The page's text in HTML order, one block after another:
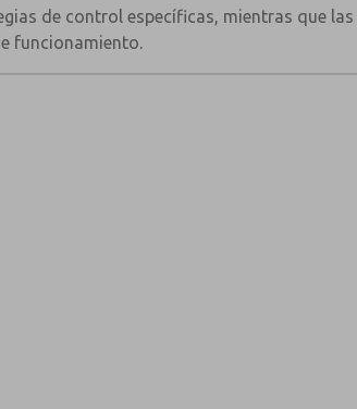
de control específicas, mientras que
funcionamiento.